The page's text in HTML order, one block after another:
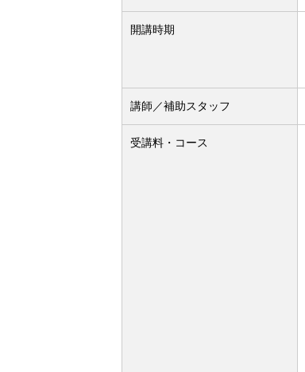
開講時期
講師／補助スタッフ
受講料・コース